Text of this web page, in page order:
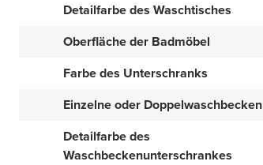
Detailfarbe des Waschtisches
Oberfläche der Badmöbel
Farbe des Unterschranks
Einzelne oder Doppelwaschbecken
Detailfarbe des
Waschbeckenunterschrankes